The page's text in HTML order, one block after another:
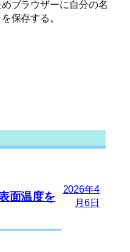
ブラウザーに自分の名
保存する。
面温度を
2026年4
月6日